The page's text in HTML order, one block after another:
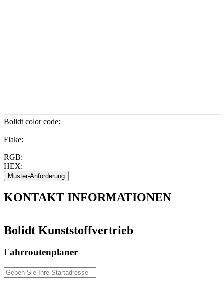
Bolidt color code:
Flake:
RGB:
HEX:
KONTAKT INFORMATIONEN
Bolidt Kunststoffvertrieb
Fahrroutenplaner